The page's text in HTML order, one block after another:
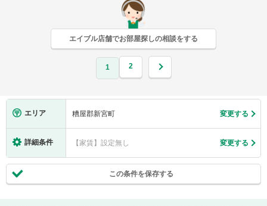
エイブル店舗でお部屋探しの相談をする
1 2
エリア 糟屋郡新宮町 変更する
詳細条件 【家賃】設定無し 変更する
この条件を保存する